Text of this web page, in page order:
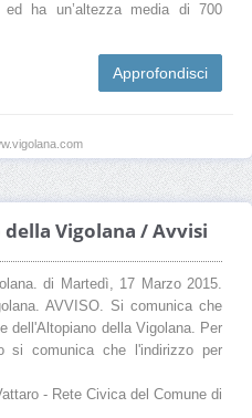
ha un’altezza media di 700
Approfondisci
Vigolana / Avvisi
di Martedì, 17 Marzo 2015.
AVVISO. Si comunica che
dell'Altopiano della Vigolana. Per
si comunica che l'indirizzo per
- Rete Civica del Comune di